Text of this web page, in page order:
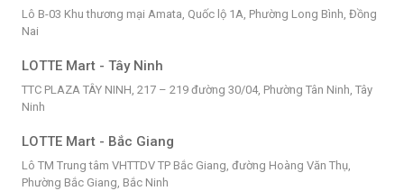
Lô B-03 Khu thương mại Amata, Quốc lộ 1A, Phường Long Bình, Đồng
Nai
LOTTE Mart - Tây Ninh
TTC PLAZA TÂY NINH, 217 – 219 đường 30/04, Phường Tân Ninh, Tây
Ninh
LOTTE Mart - Bắc Giang
Lô TM Trung tâm VHTTDV TP Bắc Giang, đường Hoàng Văn Thụ,
Phường Bắc Giang, Bắc Ninh